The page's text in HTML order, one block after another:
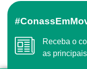
Receba o conteúdo semanal do Conass com
as